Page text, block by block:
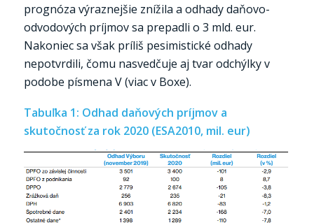
prognóza výraznejšie znížila a odhady daňovo-
odvodových príjmov sa prepadli o 3 mld. eur.
Nakoniec sa však príliš pesimistické odhady
nepotvrdili, čomu nasvedčuje aj tvar odchýlky v
podobe písmena V (viac v Boxe).
Tabuľka 1: Odhad daňových príjmov a
skutočnosť za rok 2020 (ESA2010, mil. eur)